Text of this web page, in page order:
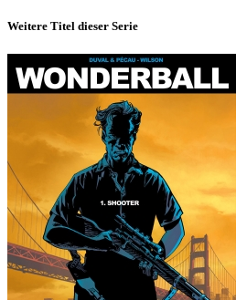
Weitere Titel dieser Serie